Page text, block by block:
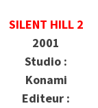
SILENT HILL 2
2001
Studio :
Konami
Editeur :